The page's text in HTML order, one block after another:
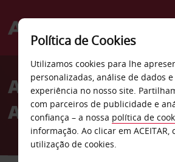
Welcome
AvisAluguer de carros
Appleton
Política de Cookies
Utilizamos cookies para lhe
personalizadas, análise de dados
experiência no nosso site.
com parceiros de publicidade e
confiança – a nossa política de
informação. Ao clicar em ACEITAR,
utilização de cookies.